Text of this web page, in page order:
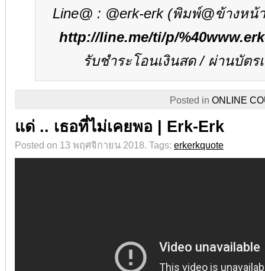
Line@ : @erk-erk(พิมพ์@ข้างหน้
http://line.me/ti/p/
รับชำระโอนเงินสด/ ผ่านบัตร
Posted in ONLINE
แด่ .. เธอที่ไม่เคยพอ | Erk-Erk
Posted on 13 พฤศจิกายน 2018. Tags: erkerkquote